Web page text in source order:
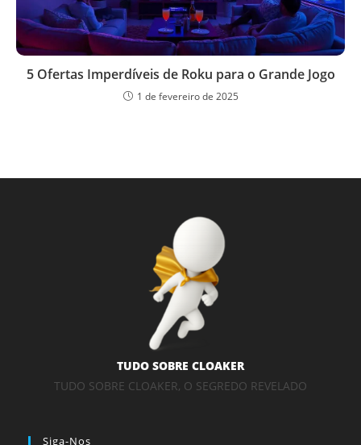
5 Ofertas Imperdíveis de Roku para o Grande Jogo
1 de fevereiro de 2025
TUDO SOBRE CLOAKER
TUDO SOBRE CLOAKER, O SEGREDO REVELADO
Siga-Nos